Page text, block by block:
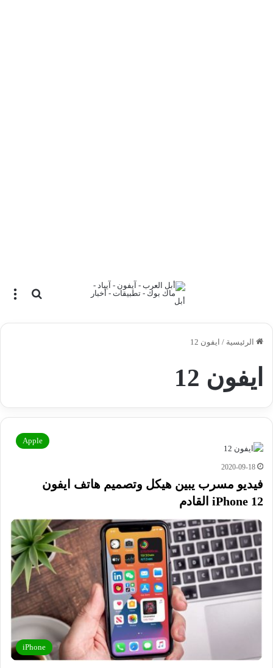
بحث
الرئيسية / ايفون 12
ايفون 12
Apple
2020-09-18
فيديو مسرب يبين هيكل وتصميم هاتف ايفون
iPhone 12 القادم
iPhone